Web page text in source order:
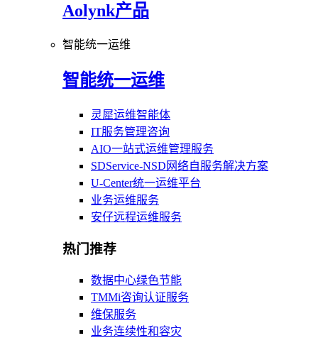
Aolynk产品
智能统一运维
智能统一运维
灵犀运维智能体
IT服务管理咨询
AIO一站式运维管理服务
SDService-NSD网络自服务解决方案
U-Center统一运维平台
业务运维服务
安仔远程运维服务
热门推荐
数据中心绿色节能
TMMi咨询认证服务
维保服务
业务连续性和容灾